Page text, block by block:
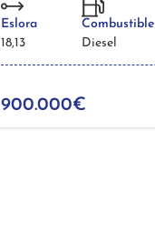
Eslora
18,13
Combustible
Diesel
900.000€